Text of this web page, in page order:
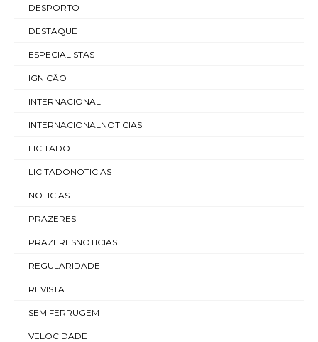
DESPORTO
DESTAQUE
ESPECIALISTAS
IGNIÇÃO
INTERNACIONAL
INTERNACIONALNOTICIAS
LICITADO
LICITADONOTICIAS
NOTICIAS
PRAZERES
PRAZERESNOTICIAS
REGULARIDADE
REVISTA
SEM FERRUGEM
VELOCIDADE